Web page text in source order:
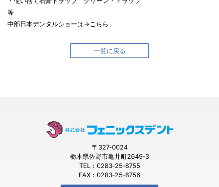
等
中部日本デンタルショーは→ こちら
一覧に戻る
〒327‐0024
栃木県佐野市亀井町2649‐3
TEL：0283‐25‐8755
FAX：0283‐25‐8756